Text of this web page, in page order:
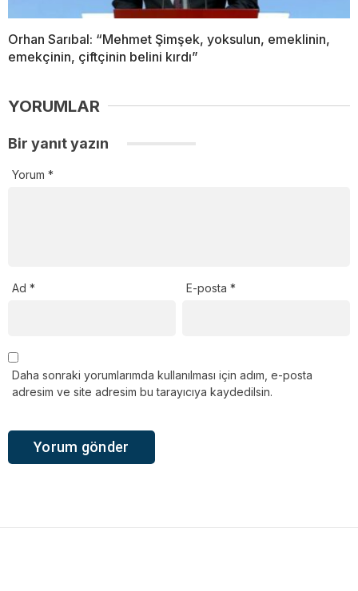
Orhan Sarıbal: “Mehmet Şimşek, yoksulun, emeklinin,
emekçinin, çiftçinin belini kırdı”
YORUMLAR
Bir yanıt yazın
Yorum *
Ad * E-posta*
Daha sonraki yorumlarımda kullanılması için adım, e-posta
adresim ve site adresim bu tarayıcıya kaydedilsin.